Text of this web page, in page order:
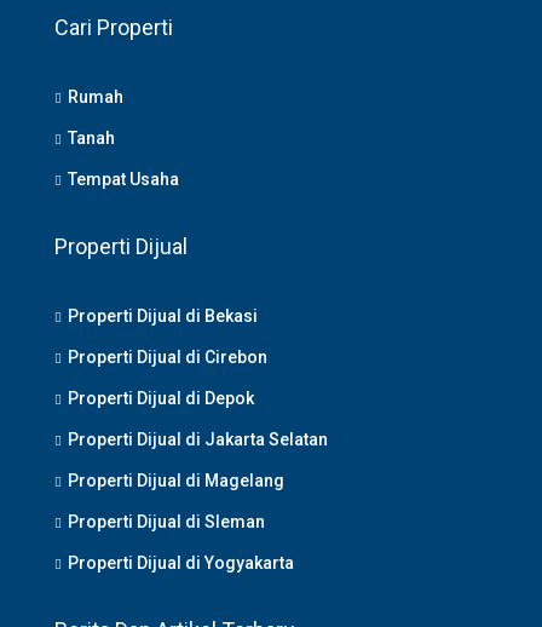
Cari Properti
Rumah
Tanah
Tempat Usaha
Properti Dijual
Properti Dijual di Bekasi
Properti Dijual di Cirebon
Properti Dijual di Depok
Properti Dijual di Jakarta Selatan
Properti Dijual di Magelang
Properti Dijual di Sleman
Properti Dijual di Yogyakarta